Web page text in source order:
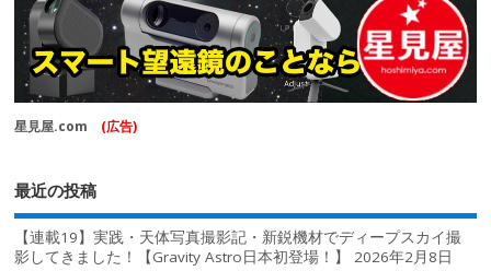
星見屋.com (広告)
最近の投稿
【連載19】実践・天体写真撮影記・新鋭機材でディープスカイ撮
影してきました！【Gravity Astro日本初登場！】
2026年2月8日